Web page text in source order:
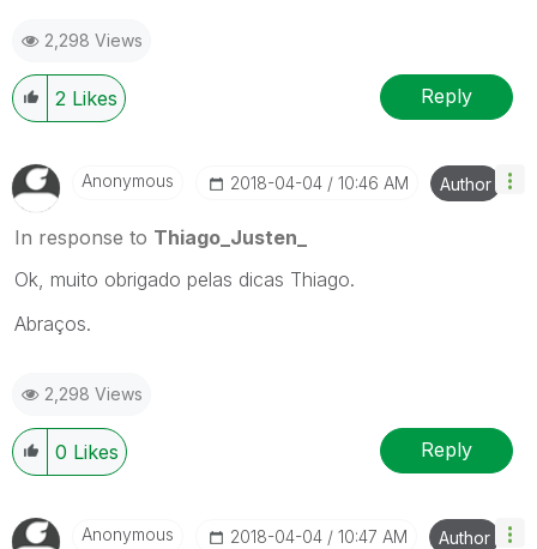
2,298 Views
2 Likes Reply
Anonymous ‎2018-04-04 10:46 AM Author
In response to Thiago_Justen_
Ok, muito obrigado pelas dicas Thiago.
Abraços.
2,298 Views
0 Likes Reply
Anonymous ‎2018-04-04 10:47 AM Author